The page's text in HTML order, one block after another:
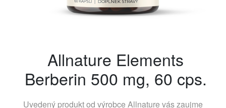
Allnature Elements
Berberin 500 mg, 60 cps.
Uvedený produkt od výrobce Allnature vás zaujme